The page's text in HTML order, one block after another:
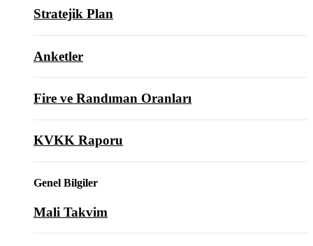
Stratejik Plan
Anketler
Fire ve Randıman Oranları
KVKK Raporu
Genel Bilgiler
Mali Takvim